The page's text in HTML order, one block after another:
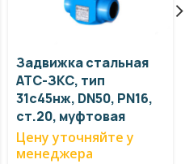
Задвижка стальная
АТС-ЗКС, тип
31с45нж, DN50, PN16,
ст.20, муфтовая
Цену уточняйте у
менеджера